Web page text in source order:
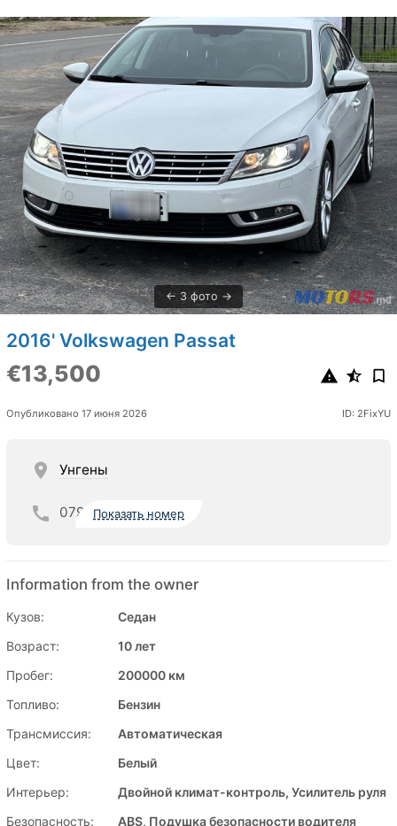
3 фото
2016' Volkswagen Passat
€13,500
Опубликовано 17 июня 2026 ID: 2FixYU
Унгены
079 Показать номер
Information from the owner
Кузов:
Седан
Возраст:
10 лет
Пробег:
200000 км
Топливо:
Бензин
Трансмиссия:
Автоматическая
Цвет:
Белый
Интерьер:
Двойной климат-контроль, Усилитель руля
Безопасность:
ABS, Подушка безопасности водителя